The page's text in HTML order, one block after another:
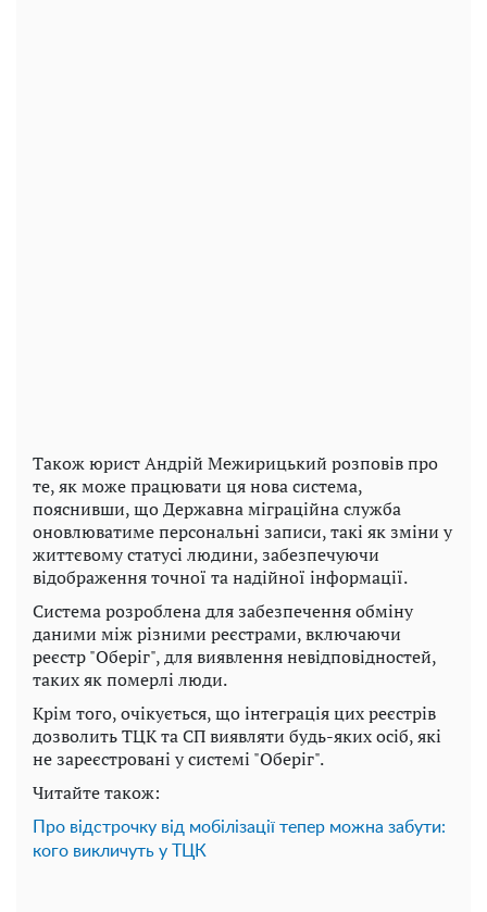
Також юрист Андрій Межирицький розповів про
те, як може працювати ця нова система,
пояснивши, що Державна міграційна служба
оновлюватиме персональні записи, такі як зміни у
життєвому статусі людини, забезпечуючи
відображення точної та надійної інформації.
Система розроблена для забезпечення обміну
даними між різними реєстрами, включаючи
реєстр "Оберіг", для виявлення невідповідностей,
таких як померлі люди.
Крім того, очікується, що інтеграція цих реєстрів
дозволить ТЦК та СП виявляти будь-яких осіб, які
не зареєстровані у системі "Оберіг".
Читайте також:
Про відстрочку від мобілізації тепер можна забути:
кого викличуть у ТЦК